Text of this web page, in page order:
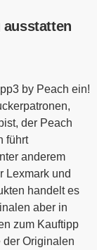
ausstatten
by Peach ein!
der Peach
führt
anderem
Lexmark und
handelt es
aber in
zum Kauftipp
der Originalen